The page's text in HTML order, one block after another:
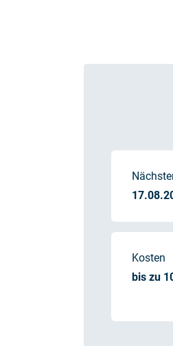
Kosten
bis zu